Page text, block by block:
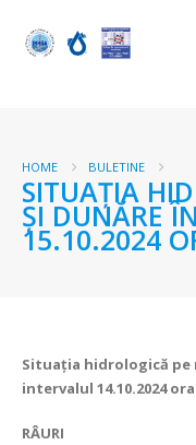
HOME BULETINE
SITUAȚIA
ȘI DUNĂRE
15.10.2024
Situația hidrologică pe
intervalul 14.10.2024
RÂURI